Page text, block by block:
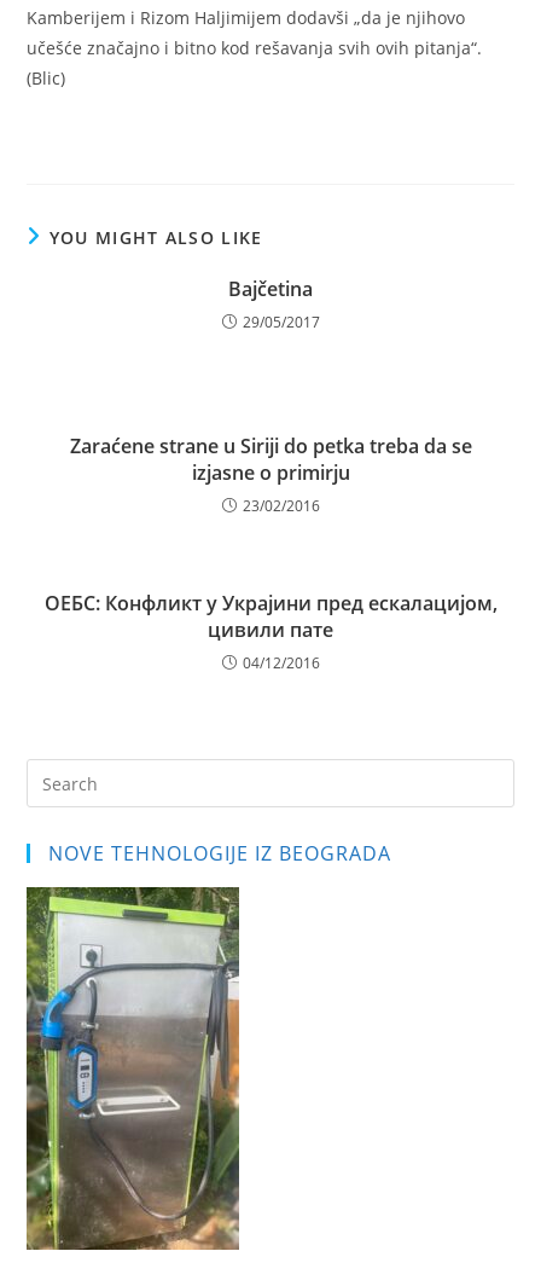
Kamberijem i Rizom Haljimijem dodavši „da je njihovo
učešće značajno i bitno kod rešavanja svih ovih pitanja“.
(Blic)
YOU MIGHT ALSO LIKE
Bajčetina
29/05/2017
Zaraćene strane u Siriji do petka treba da se
izjasne o primirju
23/02/2016
ОЕБС: Конфликт у Украјини пред ескалацијом,
цивили пате
04/12/2016
NOVE TEHNOLOGIJE IZ BEOGRADA